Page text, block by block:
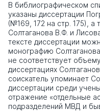
В библиографическом
указаны диссертации
(№169, 172 на стр. 175),
Солтаганова В.Ф. и
тексте диссертации
монографию
не соответствует
диссертациях
соискатель упоминает
диссертации среди
отражение «отдельные
подразделений МВД и